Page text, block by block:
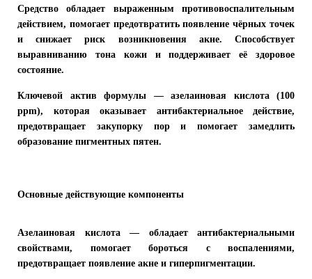
Средство обладает выраженным противовоспалительным
действием, помогает предотвратить появление чёрных точек
и снижает риск возникновения акне. Способствует
выравниванию тона кожи и поддерживает её здоровое
состояние.
Ключевой актив формулы — азелаиновая кислота (100
ppm), которая оказывает антибактериальное действие,
предотвращает закупорку пор и помогает замедлить
образование пигментных пятен.
Основные действующие компоненты
Азелаиновая кислота— обладает антибактериальными
свойствами, помогает бороться с воспалениями,
предотвращает появление акне и гиперпигментации.